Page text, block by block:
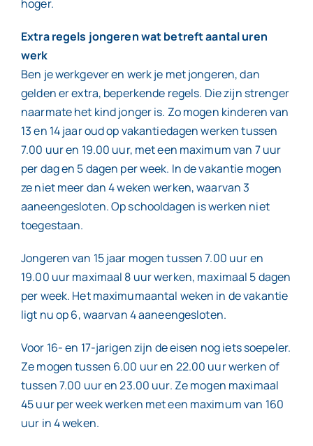
hoger.
Extra regels jongeren wat betreft aantal uren
werk
Ben je werkgever en werk je met jongeren, dan
gelden er extra, beperkende regels. Die zijn strenger
naarmate het kind jonger is. Zo mogen kinderen van
13 en 14 jaar oud op vakantiedagen werken tussen
7.00 uur en 19.00 uur, met een maximum van 7 uur
per dag en 5 dagen per week. In de vakantie mogen
ze niet meer dan 4 weken werken, waarvan 3
aaneengesloten. Op schooldagen is werken niet
toegestaan.
Jongeren van 15 jaar mogen tussen 7.00 uur en
19.00 uur maximaal 8 uur werken, maximaal 5 dagen
per week. Het maximumaantal weken in de vakantie
ligt nu op 6, waarvan 4 aaneengesloten.
Voor 16- en 17-jarigen zijn de eisen nog iets soepeler.
Ze mogen tussen 6.00 uur en 22.00 uur werken of
tussen 7.00 uur en 23.00 uur. Ze mogen maximaal
45 uur per week werken met een maximum van 160
uur in 4 weken.